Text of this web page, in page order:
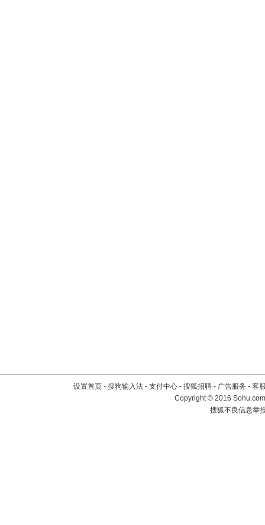
设置首页 - 搜狗输入法 - 支付中心 - 搜狐招聘 - 广告服务 - 客
Copyright©2016
搜狐不良信息举